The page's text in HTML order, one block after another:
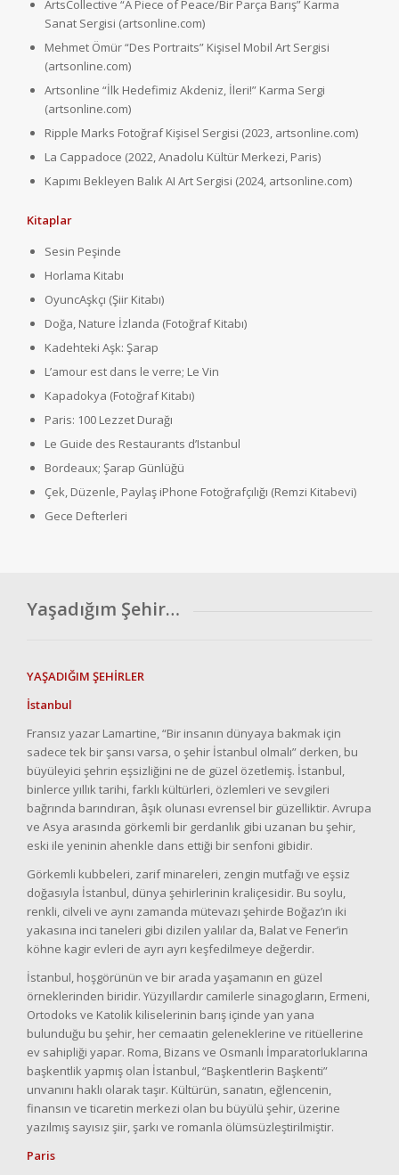
ArtsCollective “A Piece of Peace/Bir Parça Barış” Karma
Sanat Sergisi (artsonline.com)
Mehmet Ömür “Des Portraits” Kişisel Mobil Art Sergisi
(artsonline.com)
Artsonline “İlk Hedefimiz Akdeniz, İleri!” Karma Sergi
(artsonline.com)
Ripple Marks Fotoğraf Kişisel Sergisi (2023, artsonline.com)
La Cappadoce (2022, Anadolu Kültür Merkezi, Paris)
Kapımı Bekleyen Balık AI Art Sergisi (2024, artsonline.com)
Kitaplar
Sesin Peşinde
Horlama Kitabı
OyuncAşkçı (Şiir Kitabı)
Doğa, Nature İzlanda (Fotoğraf Kitabı)
Kadehteki Aşk: Şarap
L’amour est dans le verre; Le Vin
Kapadokya (Fotoğraf Kitabı)
Paris: 100 Lezzet Durağı
Le Guide des Restaurants d’Istanbul
Bordeaux; Şarap Günlüğü
Çek, Düzenle, Paylaş iPhone Fotoğrafçılığı (Remzi Kitabevi)
Gece Defterleri
Yaşadığım Şehir…
YAŞADIĞIM ŞEHİRLER
İstanbul
Fransız yazar Lamartine, “Bir insanın dünyaya bakmak için
sadece tek bir şansı varsa, o şehir İstanbul olmalı” derken, bu
büyüleyici şehrin eşsizliğini ne de güzel özetlemiş. İstanbul,
binlerce yıllık tarihi, farklı kültürleri, özlemleri ve sevgileri
bağrında barındıran, âşık olunası evrensel bir güzelliktir. Avrupa
ve Asya arasında görkemli bir gerdanlık gibi uzanan bu şehir,
eski ile yeninin ahenkle dans ettiği bir senfoni gibidir.
Görkemli kubbeleri, zarif minareleri, zengin mutfağı ve eşsiz
doğasıyla İstanbul, dünya şehirlerinin kraliçesidir. Bu soylu,
renkli, cilveli ve aynı zamanda mütevazı şehirde Boğaz’ın iki
yakasına inci taneleri gibi dizilen yalılar da, Balat ve Fener’in
köhne kagir evleri de ayrı ayrı keşfedilmeye değerdir.
İstanbul, hoşgörünün ve bir arada yaşamanın en güzel
örneklerinden biridir. Yüzyıllardır camilerle sinagogların, Ermeni,
Ortodoks ve Katolik kiliselerinin barış içinde yan yana
bulunduğu bu şehir, her cemaatin geleneklerine ve ritüellerine
ev sahipliği yapar. Roma, Bizans ve Osmanlı İmparatorluklarına
başkentlik yapmış olan İstanbul, “Başkentlerin Başkenti”
unvanını haklı olarak taşır. Kültürün, sanatın, eğlencenin,
finansın ve ticaretin merkezi olan bu büyülü şehir, üzerine
yazılmış sayısız şiir, şarkı ve romanla ölümsüzleştirilmiştir.
Paris